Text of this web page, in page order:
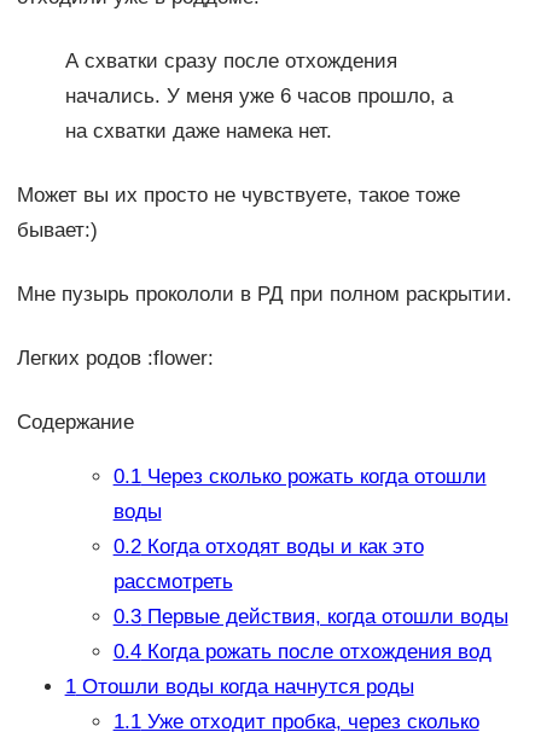
А схватки сразу после отхождения
начались. У меня уже 6 часов прошло, а
на схватки даже намека нет.
Может вы их просто не чувствуете, такое тоже
бывает:)
Мне пузырь прокололи в РД при полном раскрытии.
Легких родов :flower:
Содержание
0.1Через сколько рожать когда отошли
воды
0.2Когда отходят воды и как это
рассмотреть
0.3Первые действия, когда отошли воды
0.4Когда рожать после отхождения вод
1Отошли воды когда начнутся роды
1.1Уже отходит пробка, через сколько